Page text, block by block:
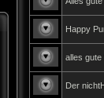
Happy
alles gute
Der